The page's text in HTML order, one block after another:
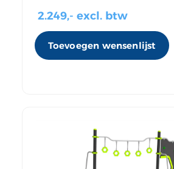
2.249,- excl. btw
Toevoegen wensenlijst